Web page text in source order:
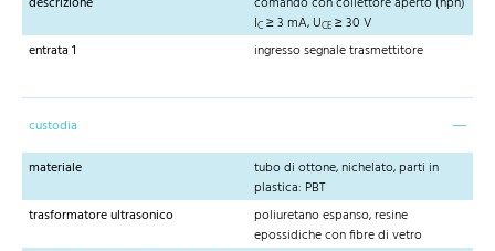
IC ≥ 3 mA, UCE ≥ 30 V
entrata 1
ingresso segnale trasmettitore
custodia
materiale
tubo di ottone, nichelato, parti in
plastica: PBT
trasformatore ultrasonico
poliuretano espanso, resine
epossidiche con fibre di vetro